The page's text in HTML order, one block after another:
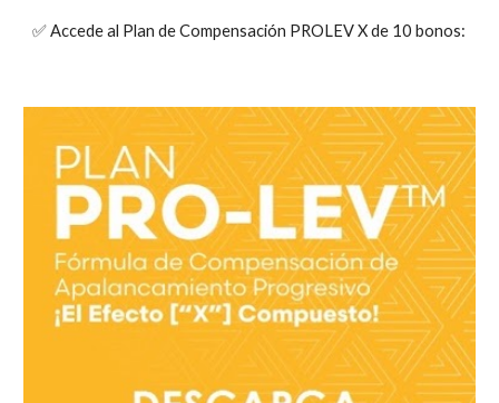
✅ Accede al Plan de Compensación PROLEV X de 10 bonos: